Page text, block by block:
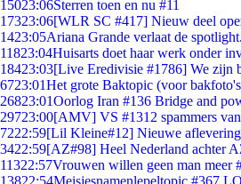
15023:06Sterren toen en nu #11
17323:06[WLR SC #417] Nieuw deel
1423:05Ariana Grande verlaat de spotlight.
11823:04Huisarts doet haar werk onder
18423:03[Live Eredivisie #1786] We zijn
6723:01Het grote Baktopic (voor
26823:01Oorlog Iran #136 Bridge and
29723:00[AMV] VS #1312 spammers
7222:59[Lil Kleine#12] Nieuwe
3422:59[AZ#98] Heel Nederland achter
11322:57Vrouwen willen geen man meer
13822:54Meisjesnamenlepeltopic #367